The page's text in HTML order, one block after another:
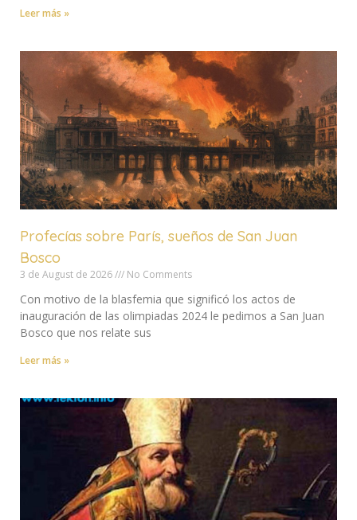
Leer más »
Profecías sobre París, sueños de San Juan
Bosco
3 de August de 2026 No Comments
Con motivo de la blasfemia que significó los actos de
inauguración de las olimpiadas 2024 le pedimos a San Juan
Bosco que nos relate sus
Leer más »